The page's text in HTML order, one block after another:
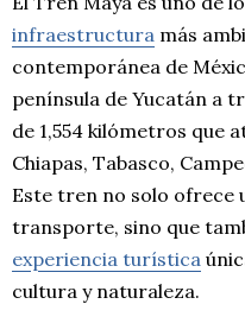
infraestructura más
contemporánea de
península de Yucatán a
de 1,554 kilómetros que
Chiapas, Tabasco,
Este tren no solo ofrece
transporte, sino que
experiencia turística
cultura y naturaleza.